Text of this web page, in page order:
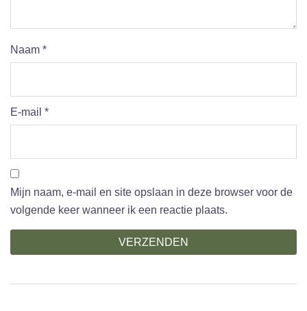
Naam *
E-mail *
Mijn naam, e-mail en site opslaan in deze browser voor de
volgende keer wanneer ik een reactie plaats.